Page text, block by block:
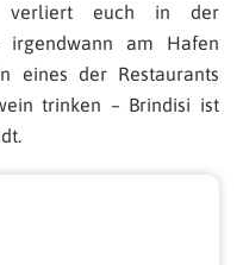
verliert euch in der
am Hafen
eines der Restaurants
trinken – Brindisi ist